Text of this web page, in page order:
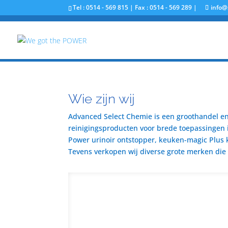
Tel : 0514 - 569 815 | Fax : 0514 - 569 289 |
Wie zijn wij
Advanced Select Chemie is een groothandel
reinigingsproducten voor brede
Power urinoir ontstopper, keuken-magic
Tevens verkopen wij diverse grote merken